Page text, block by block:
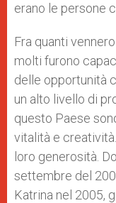
erano le persone
Fra quanti
molti furono
delle opportunità
un alto livello di
questo Paese
vitalità e
loro generosità.
settembre del
Katrina nel 2005,